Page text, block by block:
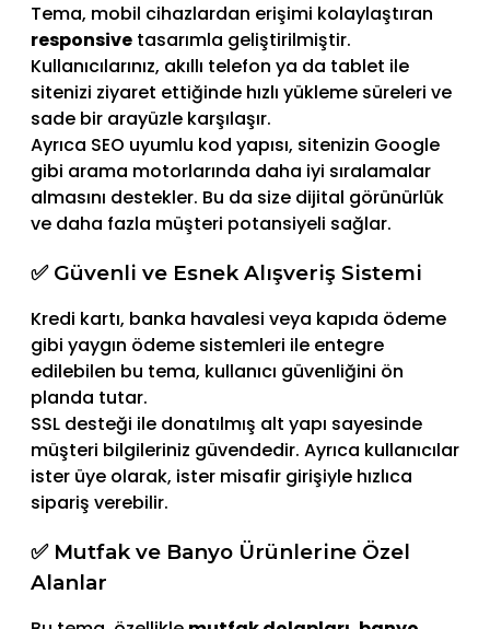
Tema, mobil cihazlardan erişimi kolaylaştıran
responsive tasarımla geliştirilmiştir.
Kullanıcılarınız, akıllı telefon ya da tablet ile
sitenizi ziyaret ettiğinde hızlı yükleme süreleri ve
sade bir arayüzle karşılaşır.
Ayrıca SEO uyumlu kod yapısı, sitenizin Google
gibi arama motorlarında daha iyi sıralamalar
almasını destekler. Bu da size dijital görünürlük
ve daha fazla müşteri potansiyeli sağlar.
✅ Güvenli ve Esnek Alışveriş Sistemi
Kredi kartı, banka havalesi veya kapıda ödeme
gibi yaygın ödeme sistemleri ile entegre
edilebilen bu tema, kullanıcı güvenliğini ön
planda tutar.
SSL desteği ile donatılmış alt yapı sayesinde
müşteri bilgileriniz güvendedir. Ayrıca kullanıcılar
ister üye olarak, ister misafir girişiyle hızlıca
sipariş verebilir.
✅ Mutfak ve Banyo Ürünlerine Özel
Alanlar